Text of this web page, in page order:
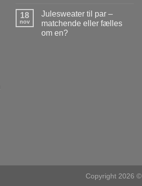
18
nov
Julesweater til par –
matchende eller fælles
om en?
Copyright 2026 ©